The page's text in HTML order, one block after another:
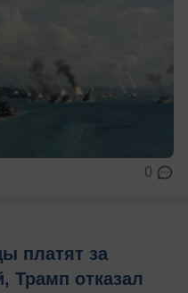
0
платят за
Трамп отказал